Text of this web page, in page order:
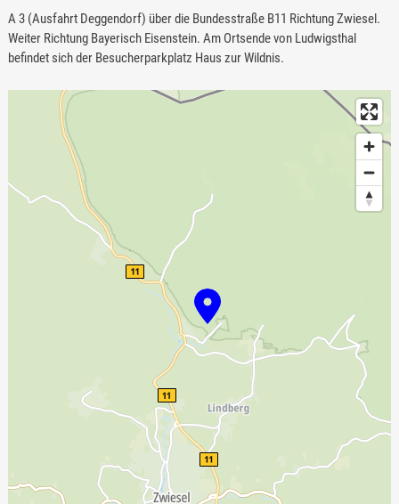
A 3 (Ausfahrt Deggendorf) über die Bundesstraße B11 Richtung Zwiesel.
Weiter Richtung Bayerisch Eisenstein. Am Ortsende von Ludwigsthal
befindet sich der Besucherparkplatz Haus zur Wildnis.